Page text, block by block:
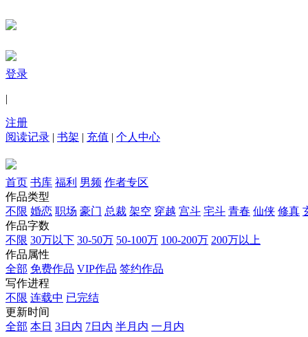
登录
|
注册
阅读记录 | 书架 | 充值 | 个人中心
首页 书库 福利 男频 作者专区
作品类型
不限 婚恋 职场 豪门 总裁 架空 穿越 宫斗 宅斗 青春 仙侠 修真
作品字数
不限 30万以下 30-50万 50-100万 100-200万 200万以上
作品属性
全部 免费作品 VIP作品 签约作品
写作进程
不限 连载中 已完结
更新时间
全部 本日 3日内 7日内 半月内 一月内